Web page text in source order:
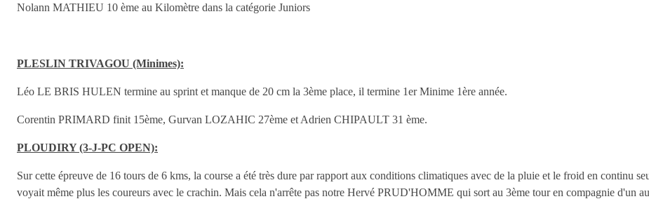
Nolann MATHIEU 10 ème au Kilomètre dans la catégorie Juniors
PLESLIN TRIVAGOU (Minimes):
Léo LE BRIS HULEN termine au sprint et manque de 20 cm la 3ème place, il termine 1er Minime 1ère année.
Corentin PRIMARD finit 15ème, Gurvan LOZAHIC 27ème et Adrien CHIPAULT 31 ème.
PLOUDIRY (3-J-PC OPEN):
Sur cette épreuve de 16 tours de 6 kms, la course a été très dure par rapport aux conditions climatiques avec de la pluie et le froid en continu
voyait même plus les coureurs avec le crachin. Mais cela n'arrête pas notre Hervé PRUD'HOMME qui sort au 3ème tour en compagnie d'un